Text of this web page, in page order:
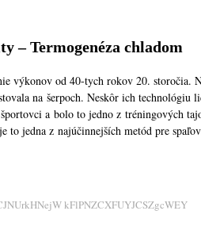
– Termogenéza chladom
výkonov od 40-tych rokov 20. storočia.
na šerpoch. Neskôr ich technológiu
a bolo to jedno z tréningových
to jedna z najúčinnejších metód pre
kFlPNZCXFUYJCSZgcWEY